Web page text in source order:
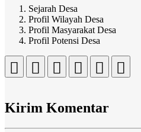
Sejarah Desa
Profil Wilayah Desa
Profil Masyarakat Desa
Profil Potensi Desa
Kirim Komentar